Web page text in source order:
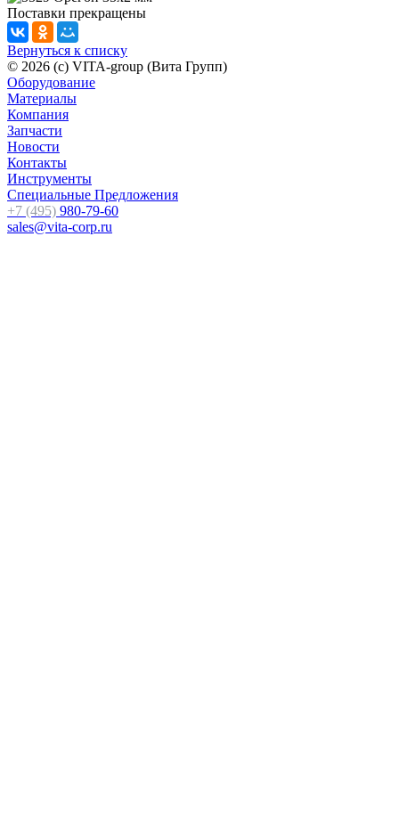
Поставки прекращены
Вернуться к списку
© 2026 (c) VITA-group (Вита Групп)
Оборудование
Материалы
Компания
Запчасти
Новости
Контакты
Инструменты
Специальные Предложения
+7 (495) 980-79-60
sales@vita-corp.ru